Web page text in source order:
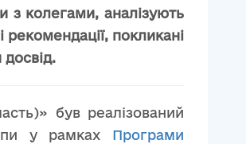
з колегами, аналізують
рекомендації, покликані
був реалізований
у рамках Програми